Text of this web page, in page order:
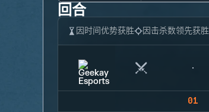
回合
因时间优势获胜 因击杀数领先获胜
01